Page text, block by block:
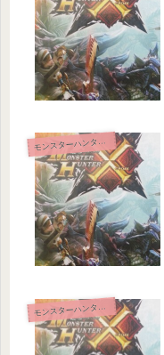
モ ンスターハンタークロス
モ ンスターハンタークロス